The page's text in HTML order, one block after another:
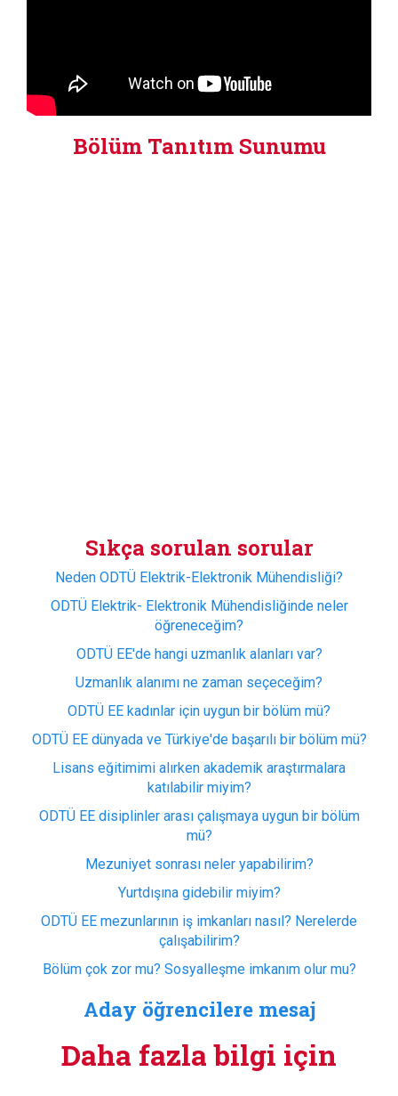
Bölüm Tanıtım Sunumu
Sıkça sorulan sorular
Neden ODTÜ Elektrik-Elektronik Mühendisliği?
ODTÜ Elektrik- Elektronik Mühendisliğinde neler
öğreneceğim?
ODTÜ EE'de hangi uzmanlık alanları var?
Uzmanlık alanımı ne zaman seçeceğim?
ODTÜ EE kadınlar için uygun bir bölüm mü?
ODTÜ EE dünyada ve Türkiye'de başarılı bir bölüm mü?
Lisans eğitimimi alırken akademik araştırmalara
katılabilir miyim?
ODTÜ EE disiplinler arası çalışmaya uygun bir bölüm
mü?
Mezuniyet sonrası neler yapabilirim?
Yurtdışına gidebilir miyim?
ODTÜ EE mezunlarının iş imkanları nasıl? Nerelerde
çalışabilirim?
Bölüm çok zor mu? Sosyalleşme imkanım olur mu?
Aday öğrencilere mesaj
Daha fazla bilgi için